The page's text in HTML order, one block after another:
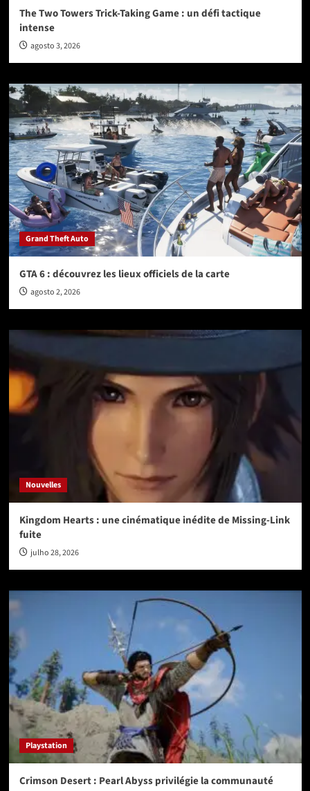
The Two Towers Trick-Taking Game : un défi tactique
intense
agosto 3, 2026
Grand Theft Auto
GTA 6 : découvrez les lieux officiels de la carte
agosto 2, 2026
Nouvelles
Kingdom Hearts : une cinématique inédite de Missing-Link
fuite
julho 28, 2026
Playstation
Crimson Desert : Pearl Abyss privilégie la communauté